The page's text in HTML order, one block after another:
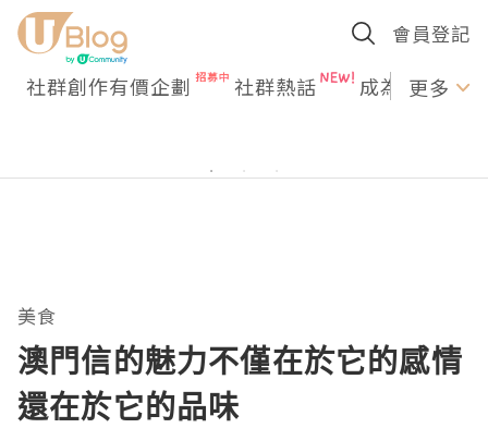
會員登記
社群創作有價企劃 社群熱話 成為U更多
美食
澳門信的魅力不僅在於它的感情
還在於它的品味